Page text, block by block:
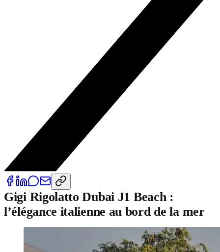
Gigi Rigolatto Dubai J1 Beach :
l’élégance italienne au bord de la mer